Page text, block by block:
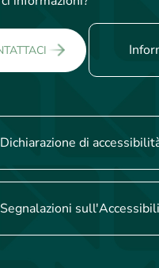
Dichiarazione di
Segnalazioni